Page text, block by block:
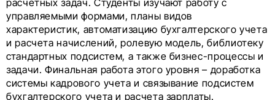
управляемыми формами, планы видов
характеристик, автоматизацию бухгалтерского учета
и расчета начислений, ролевую модель, библиотеку
стандартных подсистем, а также бизнес-процессы и
задачи. Финальная работа этого уровня – доработка
системы кадрового учета и связывание подсистем
бухгалтерского учета и расчета зарплаты.